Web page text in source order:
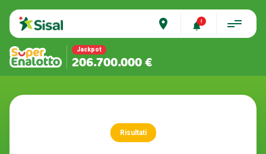
place
Jackpot
206.700.000 €
Risultati